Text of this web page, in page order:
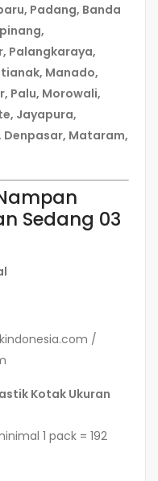
Padang, Banda
Palangkaraya,
Manado,
Palu, Morowali,
Jayapura,
Denpasar, Mataram,
Sedang 03
/
Kotak Ukuran
1 pack = 192